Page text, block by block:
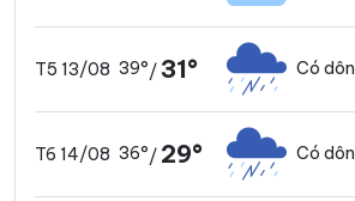
T5 13/08 39°/31° Có
T6 14/08 36°/ 29° Có